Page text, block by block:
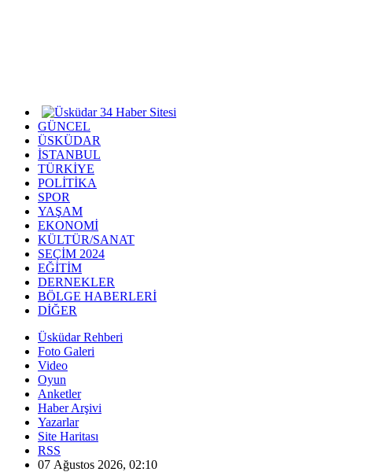
GÜNCEL
ÜSKÜDAR
İSTANBUL
TÜRKİYE
POLİTİKA
SPOR
YAŞAM
EKONOMİ
KÜLTÜR/SANAT
SEÇİM 2024
EĞİTİM
DERNEKLER
BÖLGE HABERLERİ
DİĞER
Üsküdar Rehberi
Foto Galeri
Video
Oyun
Anketler
Haber Arşivi
Yazarlar
Site Haritası
RSS
07 Ağustos 2026, 02:10